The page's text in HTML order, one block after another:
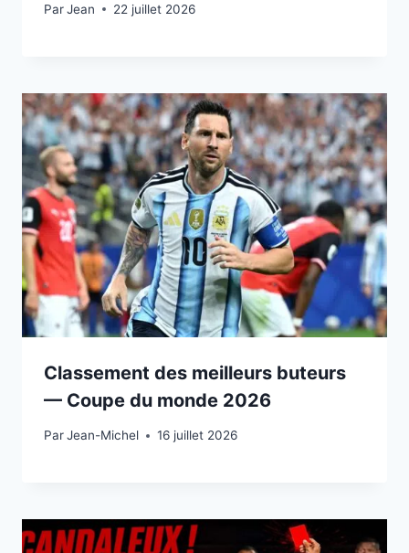
ParJean
22 juillet 202622 juillet 2026
Classement des meilleurs buteurs
— Coupe du monde 2026
ParJean-Michel
15 juillet 2026 16 juillet 2026